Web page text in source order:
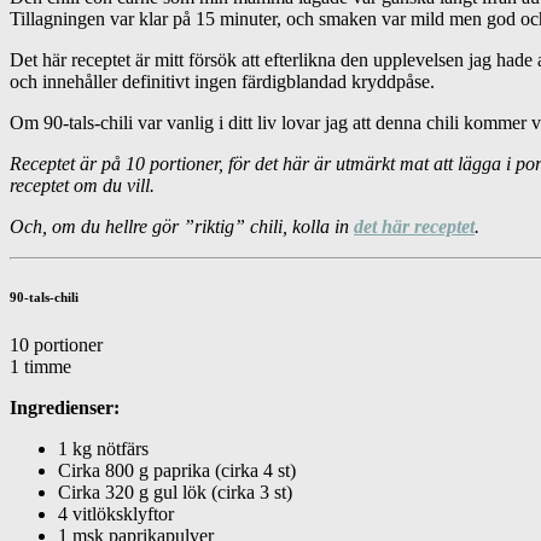
Tillagningen var klar på 15 minuter, och smaken var mild men god
Det här receptet är mitt försök att efterlikna den upplevelsen jag
och innehåller definitivt ingen färdigblandad kryddpåse.
Om 90-tals-chili var vanlig i ditt liv lovar jag att denna chili kommer
Receptet är på 10 portioner, för det här är utmärkt mat att lägga i
receptet om du vill.
Och, om du hellre gör ”riktig” chili, kolla in det här receptet.
90-tals-chili
10 portioner
1 timme
Ingredienser:
1 kg nötfärs
Cirka 800 g paprika (cirka 4 st)
Cirka 320 g gul lök (cirka 3 st)
4 vitlöksklyftor
1 msk paprikapulver